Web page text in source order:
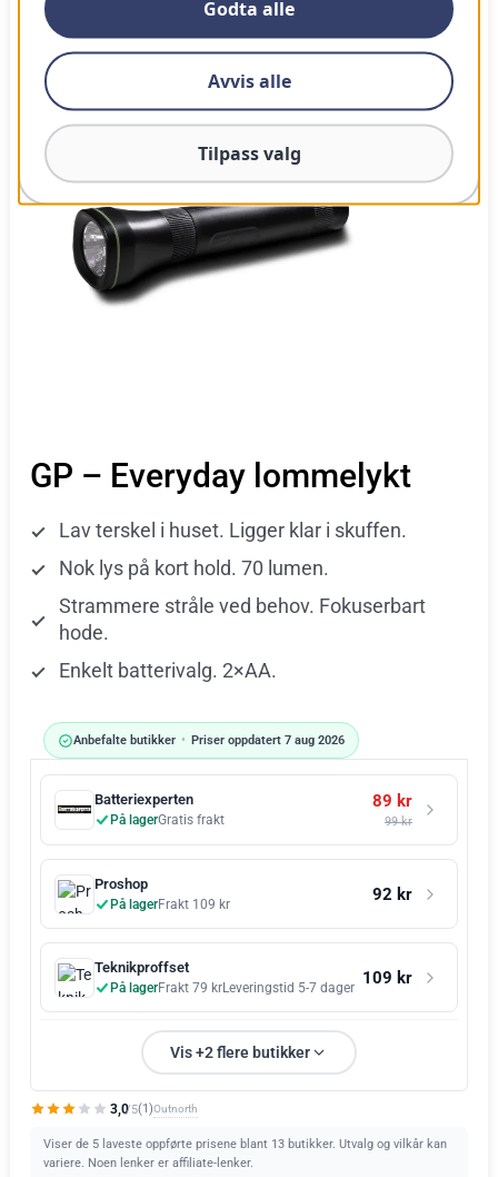
Vår vurdering
GP – Everyday lommelykt
Lav terskel i huset. Ligger klar i skuffen.
Nok lys på kort hold. 70 lumen.
Strammere stråle ved behov. Fokuserbart
hode.
Enkelt batterivalg. 2×AA.
Anbefalte butikker • Priser oppdatert 7 aug 2026
Batteriexperten
På lagerGratis frakt
89 kr
99 kr
Proshop
På lagerFrakt 109 kr
92 kr
Teknikproffset
På lagerFrakt 79 krLeveringstid 5-7 dager
109 kr
Vis +2 flere butikker
3,0/5(1)Outnorth
Viser de 5 laveste oppførte prisene blant 13 butikker. Utvalg og vilkår kan
variere. Noen lenker er affiliate-lenker.
Godta alle
Avvis alle
Tilpass valg